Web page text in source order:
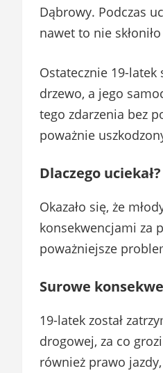
Dąbrowy. Podczas
nawet to nie
Ostatecznie 19-
drzewo, a jego
tego zdarzenia bez
poważnie
Dlaczego uciekał?
Okazało się, że
konsekwencjami za
poważniejsze
Surowe
19-latek został
drogowej, za co
również prawo